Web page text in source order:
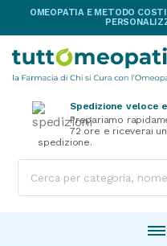
OMEOPATIA E METODO
Spedizione veloce
Prepariamo
72 ore e riceverai
spedizione.